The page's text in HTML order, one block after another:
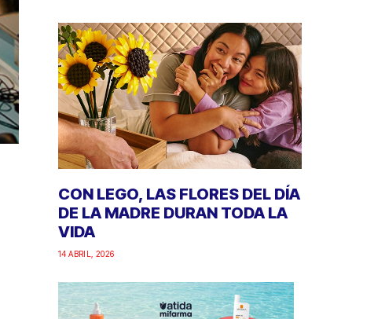
CON LEGO, LAS FLORES DEL DÍA
DE LA MADRE DURAN TODA LA
VIDA
14 ABRIL, 2026